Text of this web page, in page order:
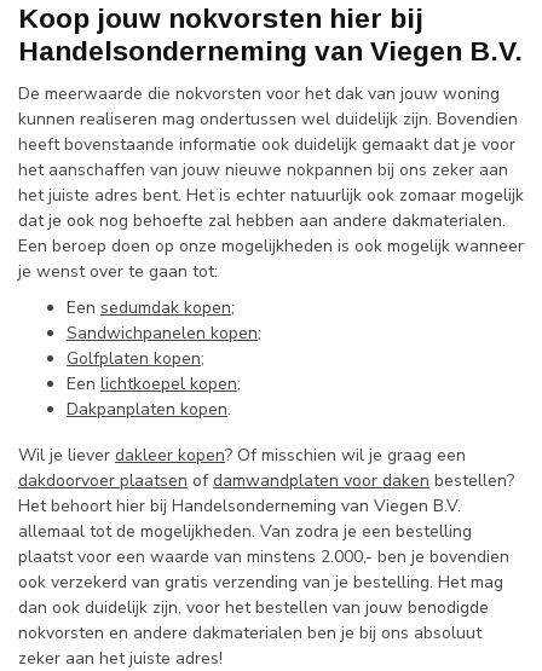
Koop jouw nokvorsten hier bij
Handelsonderneming van Viegen B.V.
De meerwaarde die nokvorsten voor het dak van jouw woning
kunnen realiseren mag ondertussen wel duidelijk zijn. Bovendien
heeft bovenstaande informatie ook duidelijk gemaakt dat je voor
het aanschaffen van jouw nieuwe nokpannen bij ons zeker aan
het juiste adres bent. Het is echter natuurlijk ook zomaar mogelijk
dat je ook nog behoefte zal hebben aan andere dakmaterialen.
Een beroep doen op onze mogelijkheden is ook mogelijk wanneer
je wenst over te gaan tot:
Een sedumdak kopen;
Sandwichpanelen kopen;
Golfplaten kopen;
Een lichtkoepel kopen;
Dakpanplaten kopen.
Wil je liever dakleer kopen? Of misschien wil je graag een
dakdoorvoer plaatsen ofdamwandplaten voor daken bestellen?
Het behoort hier bij Handelsonderneming van Viegen B.V.
allemaal tot de mogelijkheden. Van zodra je een bestelling
plaatst voor een waarde van minstens 2.000,- ben je bovendien
ook verzekerd van gratis verzending van je bestelling. Het mag
dan ook duidelijk zijn, voor het bestellen van jouw benodigde
nokvorsten en andere dakmaterialen ben je bij ons absoluut
zeker aan het juiste adres!